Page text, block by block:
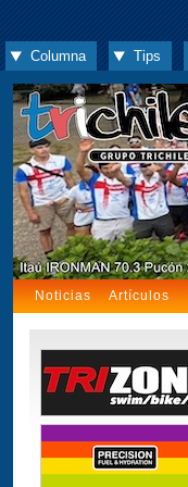
Columna Tips
Noticias Artículos